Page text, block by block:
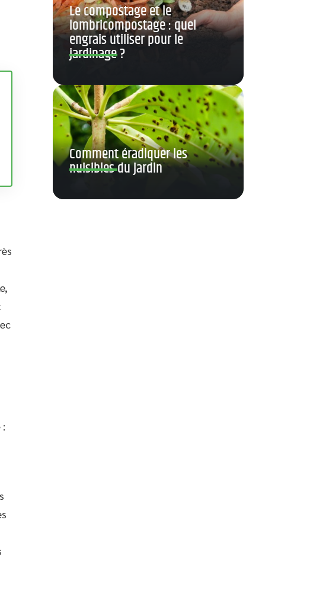
Le compostage et le
lombricompostage : quel
engrais utiliser pour le
jardinage ?
Comment éradiquer les
nuisibles du jardin